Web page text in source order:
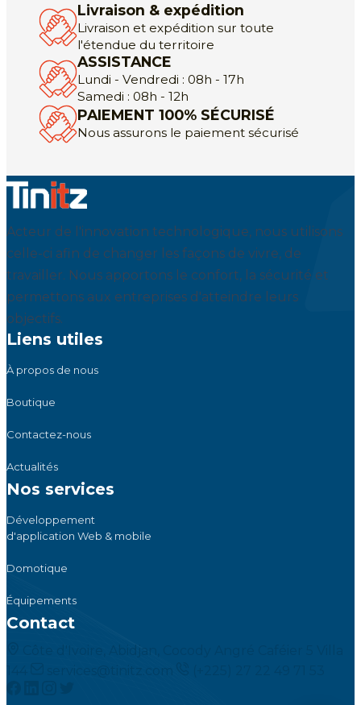
Livraison & expédition
Livraison et expédition sur toute
l'étendue du territoire
ASSISTANCE
Lundi - Vendredi : 08h - 17h
Samedi : 08h - 12h
PAIEMENT 100% SÉCURISÉ
Nous assurons le paiement sécurisé
Acteur de l'innovation technologique, nous utilisons
celle-ci afin de changer les façons de vivre, de
travailler. Nous apportons le confort, la sécurité et
permettons aux entreprises d'atteindre leurs
objectifs.
Liens utiles
À propos de nous
Boutique
Contactez-nous
Actualités
Nos services
Développement
d'application Web & mobile
Domotique
Équipements
Contact
Côte d'Ivoire, Abidjan, Cocody Angré Caféier 5 Villa